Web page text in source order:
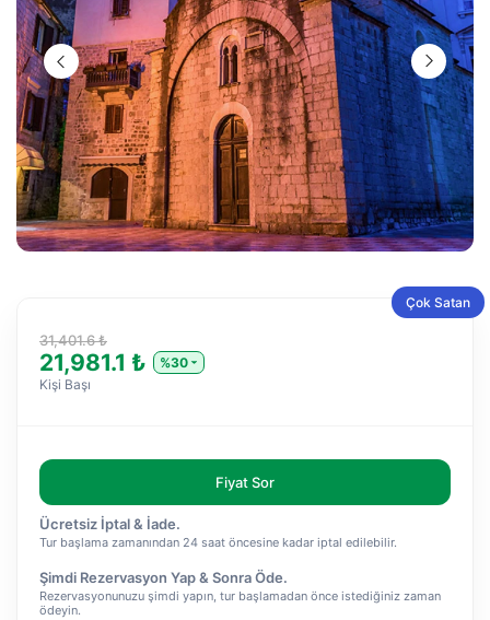
Çok Satan
31,401.6 ₺
21,981.1 ₺
%30
Kişi Başı
Fiyat Sor
Ücretsiz İptal & İade.
Tur başlama zamanından 24 saat öncesine kadar iptal edilebilir.
Şimdi Rezervasyon Yap & Sonra Öde.
Rezervasyonunuzu şimdi yapın, tur başlamadan önce istediğiniz zaman
ödeyin.